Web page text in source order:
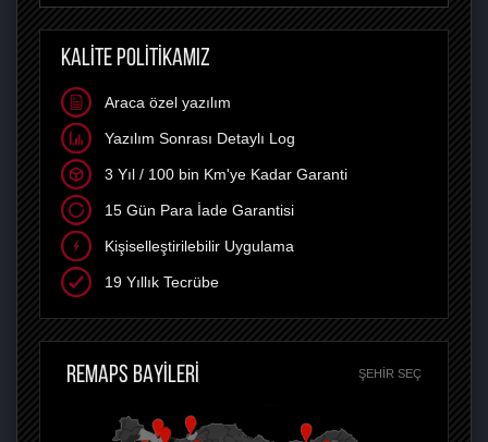
KALİTE POLİTİKAMIZ
Araca özel yazılım
Yazılım Sonrası Detaylı Log
3 Yıl / 100 bin Km'ye Kadar Garanti
15 Gün Para İade Garantisi
Kişiselleştirilebilir Uygulama
19 Yıllık Tecrübe
REMAPS BAYİLERİ ŞEHIR SEÇ